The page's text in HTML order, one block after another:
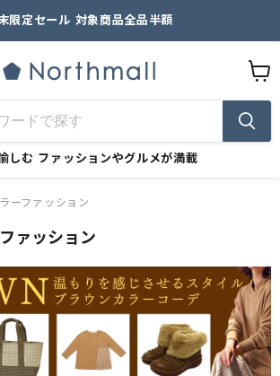
限定セール 対象商品全品半額
しむ ファッションやグルメが満載
ー
ト
を
ーファッション
ァッション